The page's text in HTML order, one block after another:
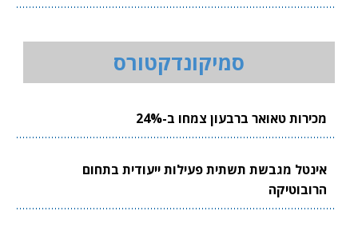
סמיקונדקטורס
מכירות טאואר ברבעון צמחו ב-24%
אינטל מגבשת תשתית פעילות ייעודית בתחום
הרובוטיקה